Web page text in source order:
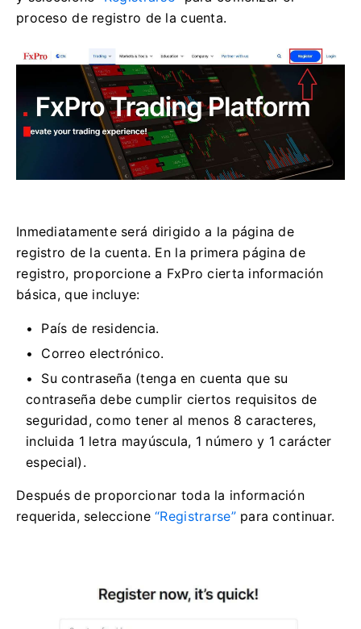
proceso de registro de la cuenta.
Inmediatamente será dirigido a la página de
registro de la cuenta. En la primera página de
registro, proporcione a FxPro cierta información
básica, que incluye:
País de residencia.
Correo electrónico.
Su contraseña (tenga en cuenta que su
contraseña debe cumplir ciertos requisitos de
seguridad, como tener al menos 8 caracteres,
incluida 1 letra mayúscula, 1 número y 1 carácter
especial).
Después de proporcionar toda la información
requerida, seleccione“Registrarse”para continuar.